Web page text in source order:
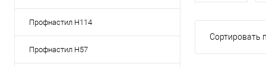
Профнастил Н114
Профнастил Н57
Сортировать